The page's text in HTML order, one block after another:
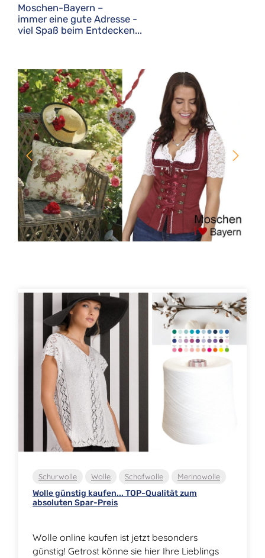
Moschen-Bayern –
immer eine gute Adresse -
viel Spaß beim Entdecken...
Bildergalerie überspringen
Schurwolle Wolle Schafwolle Merinowolle
Wolle günstig kaufen... TOP-Qualität zum
absoluten Spar-Preis
Wolle online kaufen ist jetzt besonders
günstig! Getrost könne sie hier Ihre Lieblings